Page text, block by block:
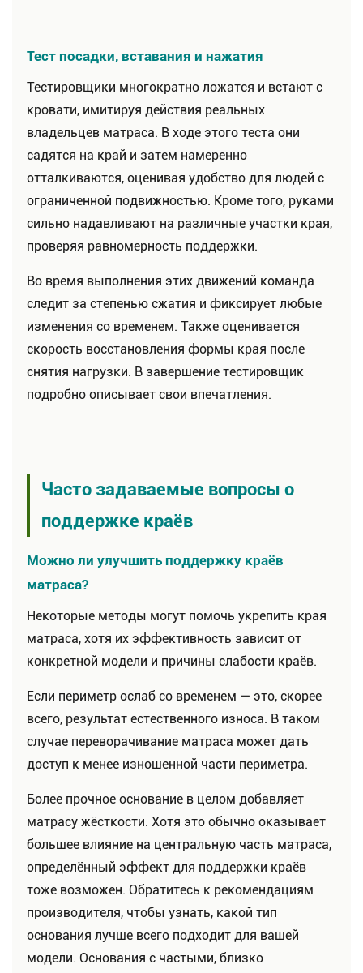
Тест посадки, вставания и нажатия
Тестировщики многократно ложатся и встают с
кровати, имитируя действия реальных
владельцев матраса. В ходе этого теста они
садятся на край и затем намеренно
отталкиваются, оценивая удобство для людей с
ограниченной подвижностью. Кроме того, руками
сильно надавливают на различные участки края,
проверяя равномерность поддержки.
Во время выполнения этих движений команда
следит за степенью сжатия и фиксирует любые
изменения со временем. Также оценивается
скорость восстановления формы края после
снятия нагрузки. В завершение тестировщик
подробно описывает свои впечатления.
Часто задаваемые вопросы о
поддержке краёв
Можно ли улучшить поддержку краёв
матраса?
Некоторые методы могут помочь укрепить края
матраса, хотя их эффективность зависит от
конкретной модели и причины слабости краёв.
Если периметр ослаб со временем — это, скорее
всего, результат естественного износа. В таком
случае переворачивание матраса может дать
доступ к менее изношенной части периметра.
Более прочное основание в целом добавляет
матрасу жёсткости. Хотя это обычно оказывает
большее влияние на центральную часть матраса,
определённый эффект для поддержки краёв
тоже возможен. Обратитесь к рекомендациям
производителя, чтобы узнать, какой тип
основания лучше всего подходит для вашей
модели. Основания с частыми, близко